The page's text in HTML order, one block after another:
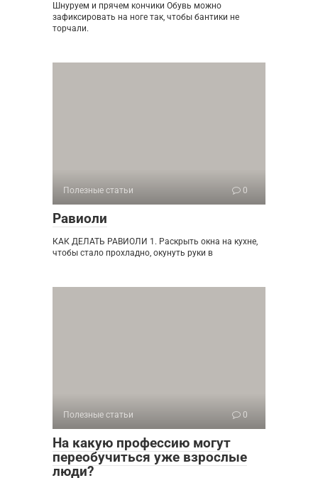
Шнуруем и прячем кончики Обувь можно
зафиксировать на ноге так, чтобы бантики не
торчали.
Полезные статьи 0
Равиоли
КАК ДЕЛАТЬ РАВИОЛИ 1. Раскрыть окна на кухне,
чтобы стало прохладно, окунуть руки в
Полезные статьи 0
На какую профессию могут
переобучиться уже взрослые
люди?